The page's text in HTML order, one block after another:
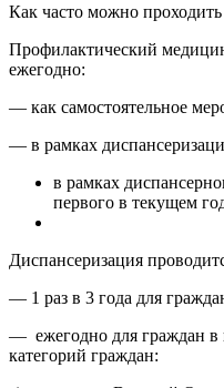
Как часто можно
Профилактический
ежегодно:
— как самостоятельное
— в рамках
в рамках
первого в текущем
Диспансеризация
— 1 раз в 3 года для
— ежегодно для граждан в
категорий граждан: